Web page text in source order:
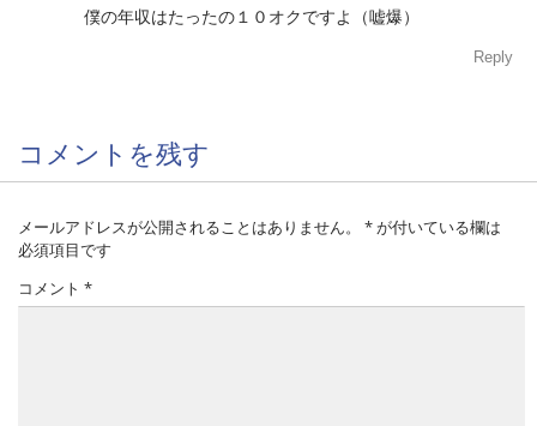
僕の年収はたったの１０オクですよ（嘘爆）
Reply
コメントを残す
メールアドレスが公開されることはありません。 *が付いている欄は
必須項目です
コメント *